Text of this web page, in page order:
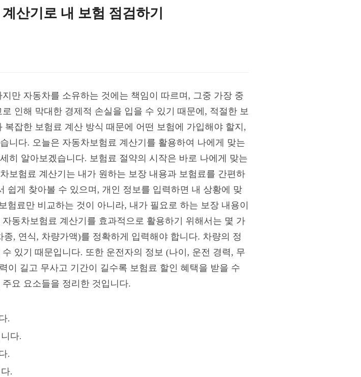
산기로 내 보험 점검하기
만 자동차를 소유하는 것에는 책임이 따르며, 그중 가장 중
인해 막대한 경제적 손실을 입을 수 있기 때문에, 적절한 보
잡한 보험료 계산 방식 때문에 어떤 보험에 가입해야 할지,
니다. 오늘은 자동차보험료 계산기를 활용하여 나에게 맞는
히 알아보겠습니다. 보험료 절약의 시작은 바로 나에게 맞는
보험료 계산기는 내가 원하는 보장 내용과 보험료를 간편하
쉽게 찾아볼 수 있으며, 개인 정보를 입력하면 내 상황에 맞
험료만 비교하는 것이 아니라, 내가 필요로 하는 보장 내용이
동차보험료 계산기를 효과적으로 활용하기 위해서는 몇 가
, 연식, 차량가액)를 정확하게 입력해야 합니다. 차량의 정
있기 때문입니다. 또한 운전자의 정보 (나이, 운전 경력, 무
이 길고 무사고 기간이 길수록 보험료 할인 혜택을 받을 수
요 요소들을 정리한 것입니다.
.
다.
.
.